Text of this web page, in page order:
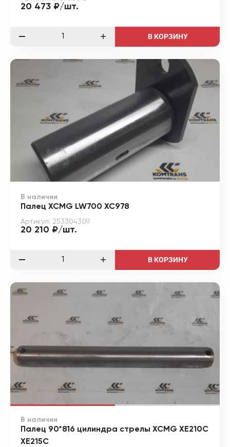
20 473 ₽/шт.
В КОРЗИНУ
В наличии
Палец XCMG LW700 XC978
Артикул: 253304309
20 210 ₽/шт.
В КОРЗИНУ
В наличии
Палец 90*816 цилиндра стрелы XCMG XE210C
XE215C